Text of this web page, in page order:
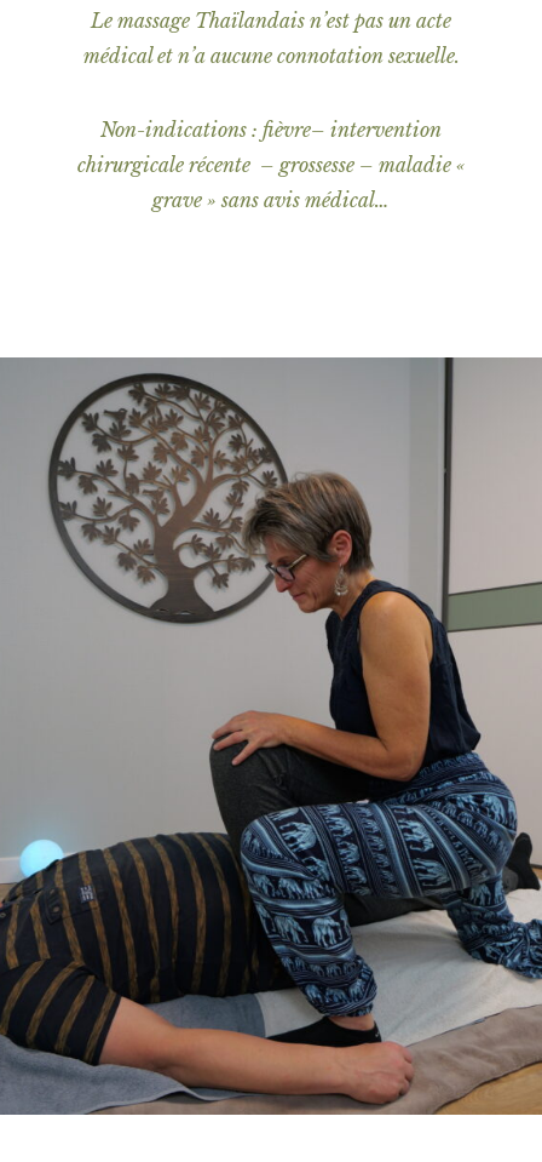
Le massage Thaïlandais n’est pas un acte
médical et n’a aucune connotation sexuelle.
Non-indications : fièvre– intervention
chirurgicale récente – grossesse – maladie «
grave » sans avis médical…